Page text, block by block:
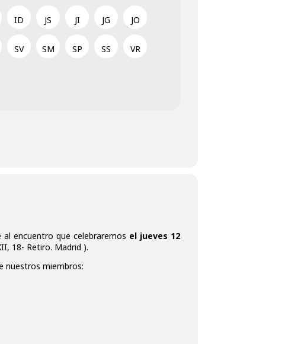
ID JS JI JG JO
SV SM SP SS VR
encuentro que celebraremos el jueves 12
18- Retiro. Madrid ).
nuestros miembros: